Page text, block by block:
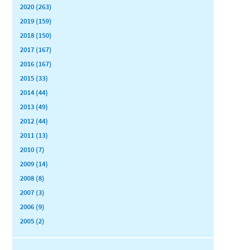
2020 (263)
2019 (159)
2018 (150)
2017 (167)
2016 (167)
2015 (33)
2014 (44)
2013 (49)
2012 (44)
2011 (13)
2010 (7)
2009 (14)
2008 (8)
2007 (3)
2006 (9)
2005 (2)